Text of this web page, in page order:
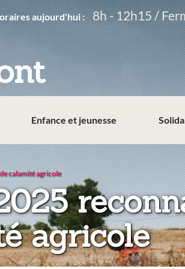
aujourd'hui : 8h - 12h15 /
Enfance et jeunesse
calamité agricole
agricole